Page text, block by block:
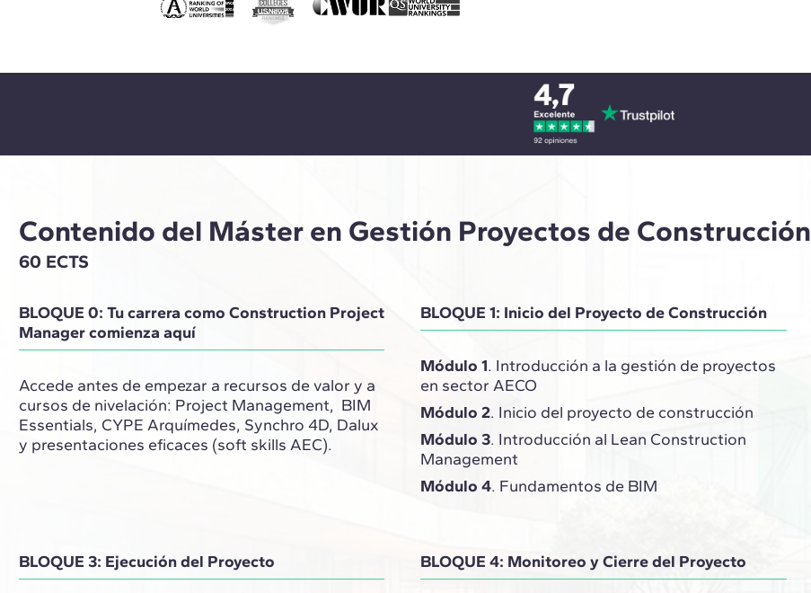
Contenido del Máster en Gestión Proyectos de Construcción
60 ECTS
BLOQUE 0: Tu carrera como Construction Project
Manager comienza aquí
Accede antes de empezar a recursos de valor y a
cursos de nivelación: Project Management, BIM
Essentials, CYPE Arquímedes, Synchro 4D, Dalux
y presentaciones eficaces (soft skills AEC).
BLOQUE 1: Inicio del Proyecto de Construcción
Módulo 1. Introducción a la gestión de proyectos
en sector AECO
Módulo 2. Inicio del proyecto de construcción
Módulo 3. Introducción al Lean Construction
Management
Módulo 4. Fundamentos de BIM
BLOQUE 3: Ejecución del Proyecto BLOQUE 4: Monitoreo y Cierre del Proyecto